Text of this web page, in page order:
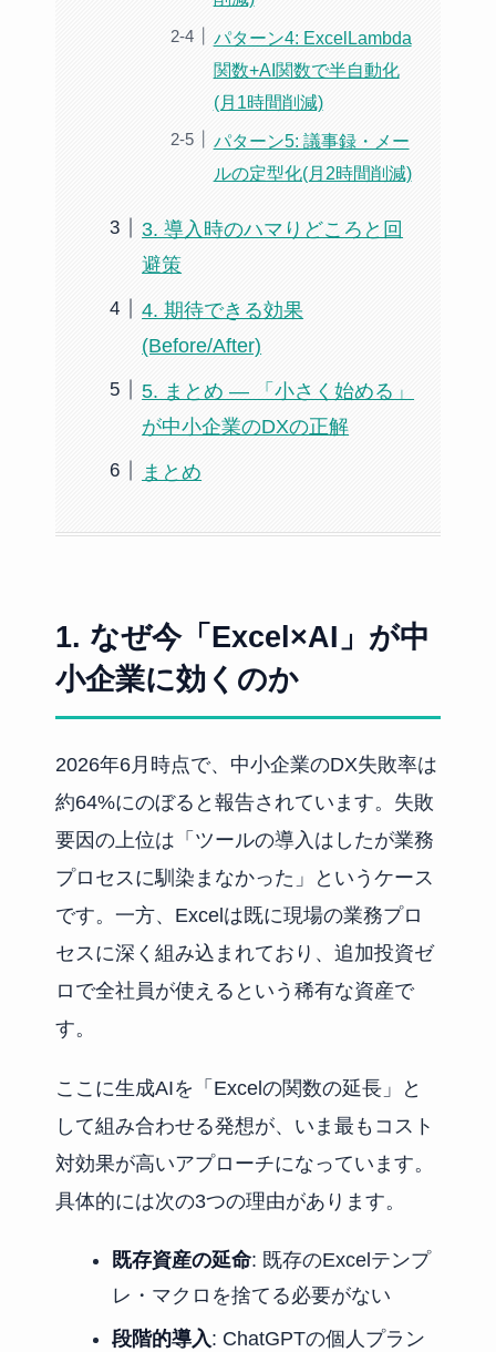
パターン4: ExcelLambda
関数+AI関数で半自動化
(月1時間削減)
パターン5: 議事録・メー
ルの定型化(月2時間削減)
3. 導入時のハマりどころと回
避策
4. 期待できる効果
(Before/After)
5. まとめ — 「小さく始める」
が中小企業のDXの正解
まとめ
1. なぜ今「Excel×AI」が中
小企業に効くのか
2026年6月時点で、中小企業のDX失敗率は
約64%にのぼると報告されています。失敗
要因の上位は「ツールの導入はしたが業務
プロセスに馴染まなかった」というケース
です。一方、Excelは既に現場の業務プロ
セスに深く組み込まれており、追加投資ゼ
ロで全社員が使えるという稀有な資産で
す。
ここに生成AIを「Excelの関数の延長」と
して組み合わせる発想が、いま最もコスト
対効果が高いアプローチになっています。
具体的には次の3つの理由があります。
既存資産の延命: 既存のExcelテンプ
レ・マクロを捨てる必要がない
段階的導入: ChatGPTの個人プラン